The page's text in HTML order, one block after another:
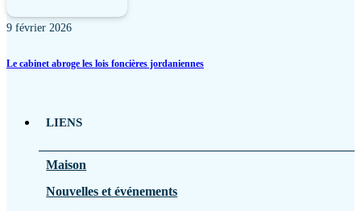
9 février 2026
Le cabinet abroge les lois foncières jordaniennes
LIENS
Maison
Nouvelles et événements